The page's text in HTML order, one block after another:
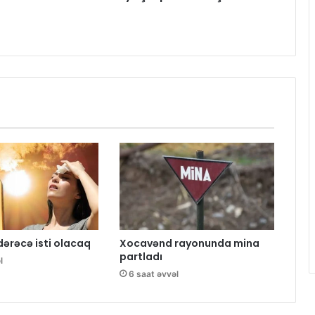
isti olacaq
Xocavənd rayonunda mina
partladı
6 saat əvvəl